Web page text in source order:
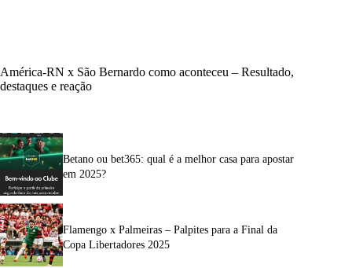
América-RN x São Bernardo como aconteceu – Resultado,
destaques e reação
Betano ou bet365: qual é a melhor casa para apostar
em 2025?
Flamengo x Palmeiras – Palpites para a Final da
Copa Libertadores 2025